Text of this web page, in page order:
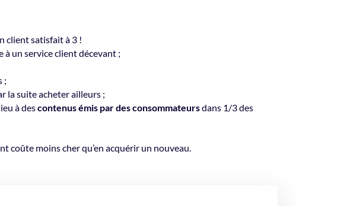
client satisfait à 3 !
un service client décevant ;
;
la suite acheter ailleurs ;
à descontenus émis par des consommateursdans 1/3 des
coûte moins cher qu’en acquérir un nouveau.